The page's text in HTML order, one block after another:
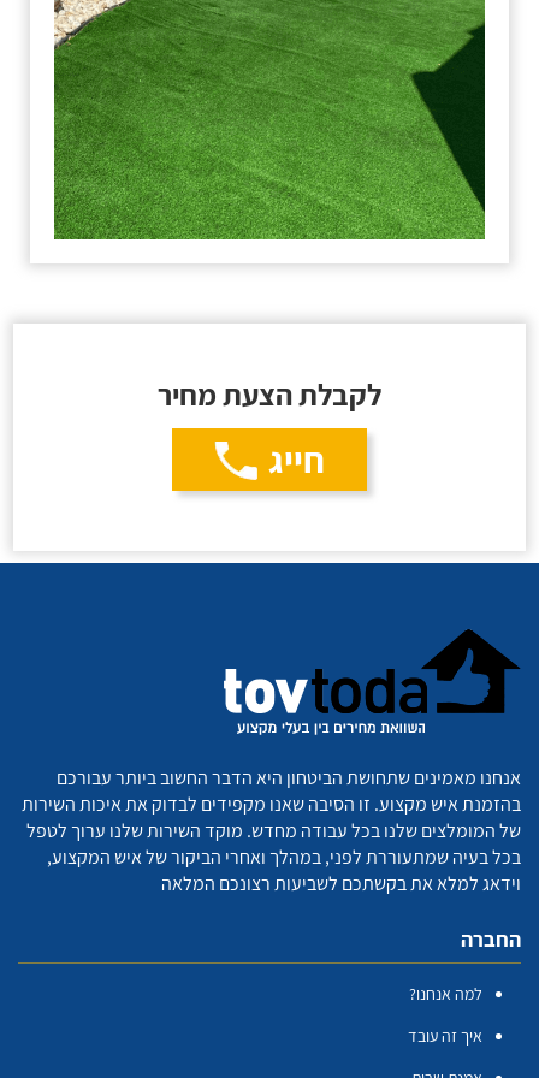
לקבלת הצעת מחיר
חייג
אנחנו מאמינים שתחושת הביטחון היא הדבר החשוב ביותר עבורכם
בהזמנת איש מקצוע. זו הסיבה שאנו מקפידים לבדוק את איכות השירות
של המומלצים שלנו בכל עבודה מחדש. מוקד השירות שלנו ערוך לטפל
בכל בעיה שמתעוררת לפני, במהלך ואחרי הביקור של איש המקצוע,
וידאג למלא את בקשתכם לשביעות רצונכם המלאה
החברה
למה אנחנו?
איך זה עובד